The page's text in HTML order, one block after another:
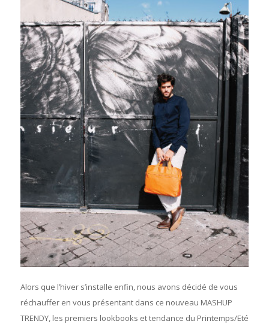
Alors que l’hiver s’installe enfin, nous avons décidé de vous
réchauffer en vous présentant dans ce nouveau MASHUP
TRENDY, les premiers lookbooks et tendance du Printemps/Eté